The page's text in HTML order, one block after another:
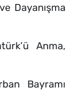
Dayanışma
Anma,
Bayramı